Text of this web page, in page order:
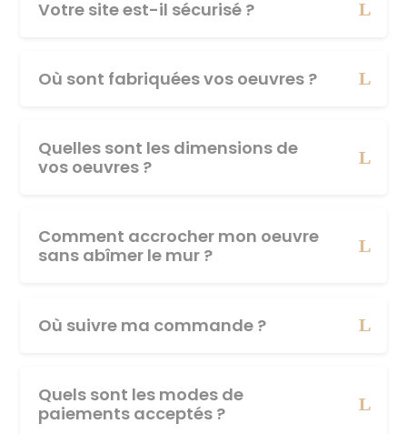
Votre site est-il sécurisé ?
Où sont fabriquées vos oeuvres ?
Quelles sont les dimensions de
vos oeuvres ?
Comment accrocher mon oeuvre
sans abîmer le mur ?
Où suivre ma commande ?
Quels sont les modes de
paiements acceptés ?